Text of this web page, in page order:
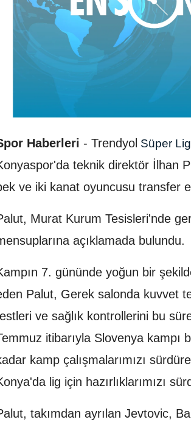
Haberleri - Trendyol Süper Lig
teknik direktör İlhan
ve iki kanat oyuncusu transfer
Murat Kurum Tesisleri'nde
açıklamada bulundu.
7. gününde yoğun bir
Palut, Gerek salonda kuvvet
ve sağlık kontrollerini bu
itibarıyla Slovenya kampı
kamp çalışmalarımızı
lig için hazırlıklarımızı
takımdan ayrılan Jevtovic,